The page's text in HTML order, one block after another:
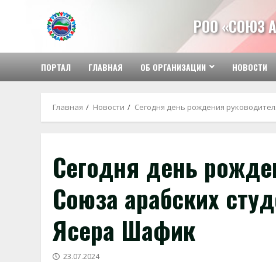
содержимому
РОО «СОЮЗ
ПОРТАЛ ГЛАВНАЯ ОБ ОРГАНИЗАЦИИ НОВОСТИ
Главная Новости Сегодня день рождения
Сегодня день
Союза арабских
Ясера Шафик
23.07.2024